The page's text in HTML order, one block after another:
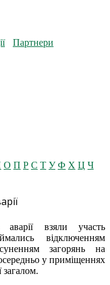
Партнери
О П Р С Т У Ф Х Ц Ч
аварії взяли участь
відключенням
загорянь на
у приміщеннях
загалом.